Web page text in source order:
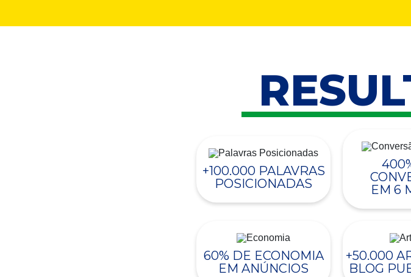
+100.000 PALAVRAS
POSICIONADAS
EM 6
60% DE ECONOMIA
EM ANÚNCIOS
+50.000
BLOG